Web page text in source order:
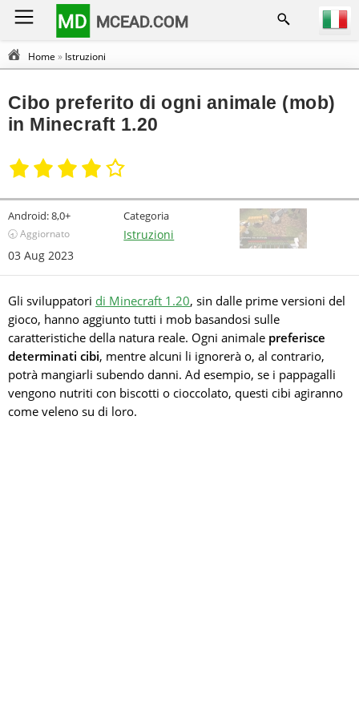
MD MCEAD.COM
Home » Istruzioni
Cibo preferito di ogni animale (mob)
in Minecraft 1.20
Android:8,0+
🕣 Aggiornato
03 Aug 2023
Categoria
Istruzioni
Gli sviluppatori di Minecraft 1.20, sin dalle prime versioni del
gioco, hanno aggiunto tutti i mob basandosi sulle
caratteristiche della natura reale. Ogni animale preferisce
determinati cibi, mentre alcuni li ignorerà o, al contrario,
potrà mangiarli subendo danni. Ad esempio, se i pappagalli
vengono nutriti con biscotti o cioccolato, questi cibi agiranno
come veleno su di loro.